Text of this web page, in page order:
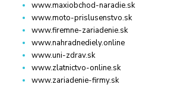
www.maxiobchod-naradie.sk
www.moto-prislusenstvo.sk
www.firemne-zariadenie.sk
www.nahradnediely.online
www.uni-zdrav.sk
www.zlatnictvo-online.sk
www.zariadenie-firmy.sk